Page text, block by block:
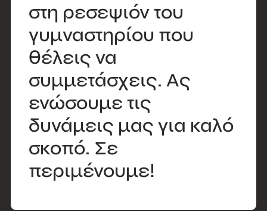
στη ρεσεψιόν του
γυμναστηρίου που
θέλεις να
συμμετάσχεις. Ας
ενώσουμε τις
δυνάμεις μας για καλό
σκοπό. Σε
περιμένουμε!